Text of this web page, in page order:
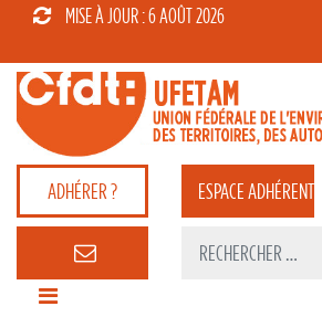
MISE À JOUR : 6 AOÛT 2026
ADHÉRER ? ESPACEADHÉRENT